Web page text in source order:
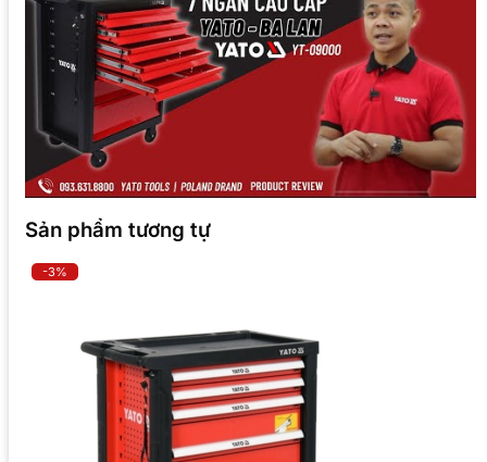
Sản phẩm tương tự
-3%